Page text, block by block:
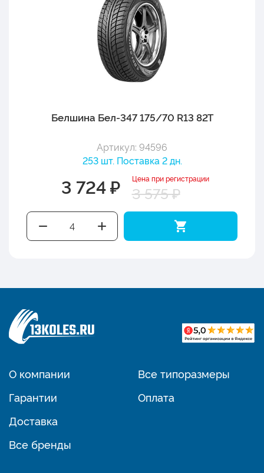
Белшина Бел-347 175/70 R13 82T
Артикул: 94596
253 шт. Поставка 2 дн.
3 724 ₽ Цена при регистрации
3 575 ₽
О компании
Гарантии
Доставка
Все бренды
Все типоразмеры
Оплата